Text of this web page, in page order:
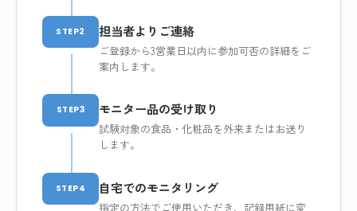
STEP2 担当者よりご連絡
ご登録から3営業日以内に参加可否の詳細をご
案内します。
STEP3 モニター品の受け取り
試験対象の食品・化粧品を外来またはお送り
します。
STEP4 自宅でのモニタリング
指定の方法でご使用いただき、記録用紙に変